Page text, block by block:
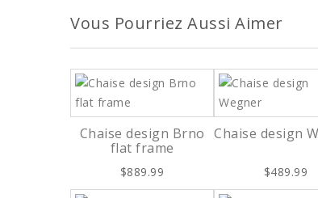
Vous Pourriez Aussi Aimer
Chaise design Brno
flat frame
$889.99
Chaise design
$489.99